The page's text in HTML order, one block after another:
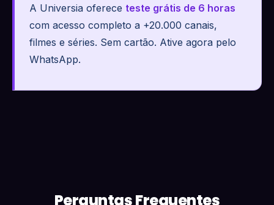
A Universia oferece teste grátis de 6 horas
com acesso completo a +20.000 canais,
filmes e séries. Sem cartão. Ative agora pelo
WhatsApp.
Perguntas Frequentes